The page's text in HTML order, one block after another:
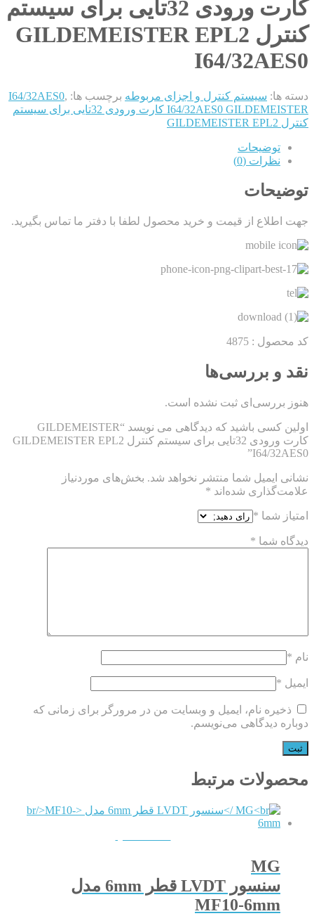
کارت ورودی 32تایی برای سیستم
کنترل GILDEMEISTER EPL2
I64/32AES0
دسته ها: سیستم کنترل و اجزای مربوطه برچسب ها: I64/32AES0,
I64/32AES0 GILDEMEISTER کارت ورودی 32تایی برای سیستم
کنترل GILDEMEISTER EPL2
توضیحات
نظرات (0)
توضیحات
جهت اطلاع از قیمت و خرید محصول لطفا با دفتر ما تماس بگیرید.
کد محصول : 4875
نقد و بررسی‌ها
هنوز بررسی‌ای ثبت نشده است.
اولین کسی باشید که دیدگاهی می نویسد “GILDEMEISTER
کارت ورودی 32تایی برای سیستم کنترل GILDEMEISTER EPL2
I64/32AES0”
نشانی ایمیل شما منتشر نخواهد شد. بخش‌های موردنیاز
علامت‌گذاری شده‌اند *
امتیاز شما *
دیدگاه شما *
نام *
ایمیل *
ذخیره نام، ایمیل و وبسایت من در مرورگر برای زمانی که
دوباره دیدگاهی می‌نویسم.
محصولات مرتبط
MG
سنسور LVDT قطر 6mm مدل
MF10-6mm